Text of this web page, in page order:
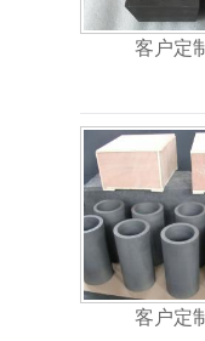
客户定
客户定